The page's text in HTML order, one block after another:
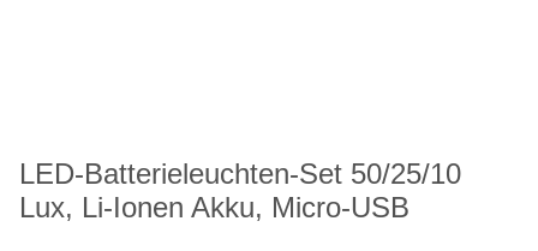
LED-Batterieleuchten-Set 50/25/10
Lux, Li-Ionen Akku, Micro-USB